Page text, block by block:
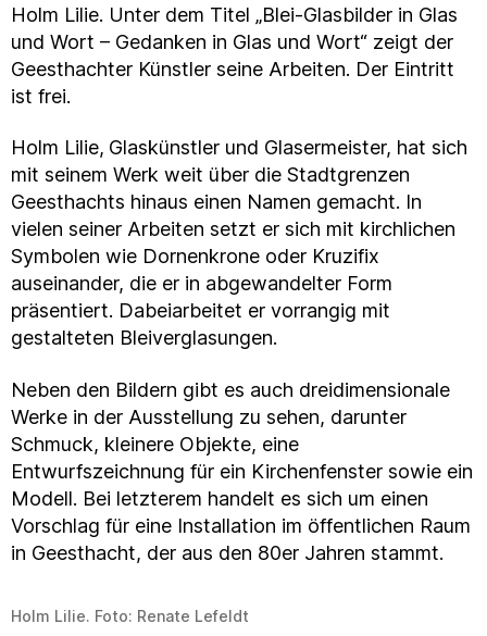
Holm Lilie. Unter dem Titel „Blei-Glasbilder in Glas
und Wort – Gedanken in Glas und Wort“ zeigt der
Geesthachter Künstler seine Arbeiten. Der Eintritt
ist frei.
Holm Lilie, Glaskünstler und Glasermeister, hat sich
mit seinem Werk weit über die Stadtgrenzen
Geesthachts hinaus einen Namen gemacht. In
vielen seiner Arbeiten setzt er sich mit kirchlichen
Symbolen wie Dornenkrone oder Kruzifix
auseinander, die er in abgewandelter Form
präsentiert. Dabeiarbeitet er vorrangig mit
gestalteten Bleiverglasungen.
Neben den Bildern gibt es auch dreidimensionale
Werke in der Ausstellung zu sehen, darunter
Schmuck, kleinere Objekte, eine
Entwurfszeichnung für ein Kirchenfenster sowie ein
Modell. Bei letzterem handelt es sich um einen
Vorschlag für eine Installation im öffentlichen Raum
in Geesthacht, der aus den 80er Jahren stammt.
Holm Lilie. Foto: Renate Lefeldt